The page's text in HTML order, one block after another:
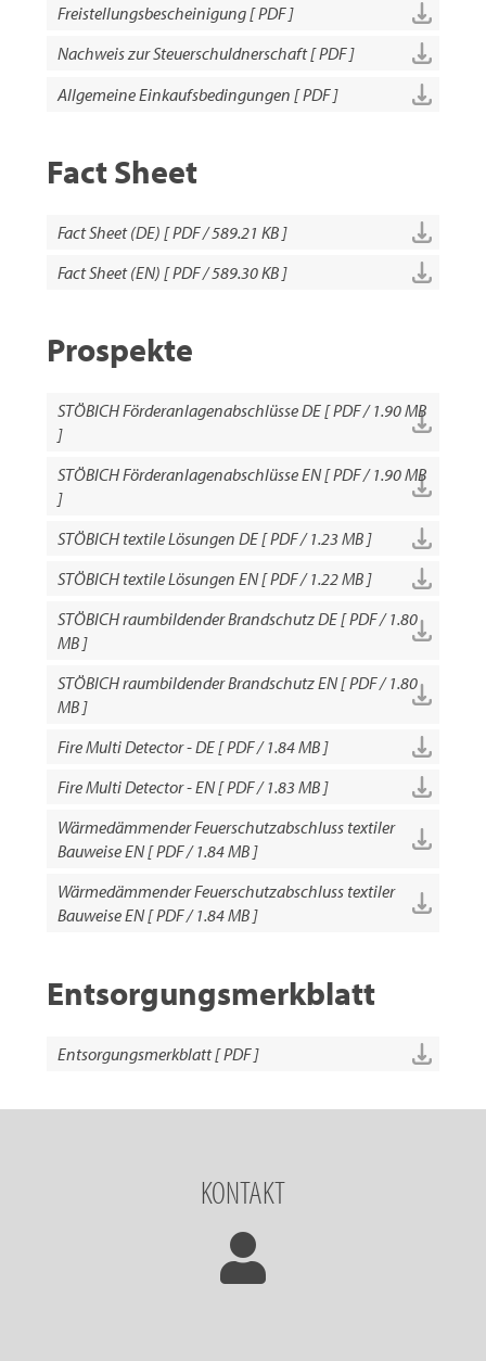
Freistellungsbescheinigung [ PDF ]
Nachweis zur Steuerschuldnerschaft [ PDF ]
Allgemeine Einkaufsbedingungen [ PDF ]
Fact Sheet
Fact Sheet (DE) [ PDF / 589.21 KB ]
Fact Sheet (EN) [ PDF / 589.30 KB ]
Prospekte
STÖBICH Förderanlagenabschlüsse DE [ PDF / 1.90 MB
]
STÖBICH Förderanlagenabschlüsse EN [ PDF / 1.90 MB
]
STÖBICH textile Lösungen DE [ PDF / 1.23 MB ]
STÖBICH textile Lösungen EN [ PDF / 1.22 MB ]
STÖBICH raumbildender Brandschutz DE [ PDF / 1.80
MB ]
STÖBICH raumbildender Brandschutz EN [ PDF / 1.80
MB ]
Fire Multi Detector - DE [ PDF / 1.84 MB ]
Fire Multi Detector - EN [ PDF / 1.83 MB ]
Wärmedämmender Feuerschutzabschluss textiler
Bauweise EN [ PDF / 1.84 MB ]
Wärmedämmender Feuerschutzabschluss textiler
Bauweise EN [ PDF / 1.84 MB ]
Entsorgungsmerkblatt
Entsorgungsmerkblatt [ PDF ]
KONTAKT